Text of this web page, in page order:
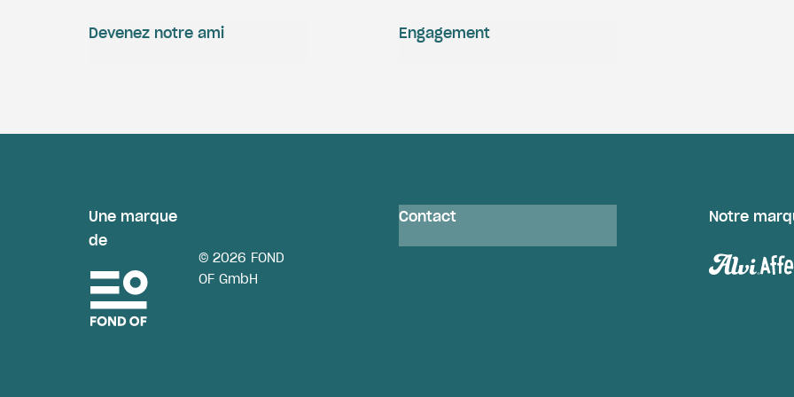
Engagement
Devenez notre ami
Une marque
de
© 2026 FOND
OF GmbH
Contact Notre